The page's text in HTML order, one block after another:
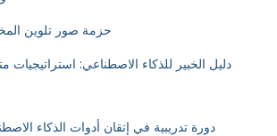
حزمة صور تلوين
دليل الخبير للذكاء الاصطناعي: استراتيجيات
دورة تدريبية في إتقان أدوات الذكاء